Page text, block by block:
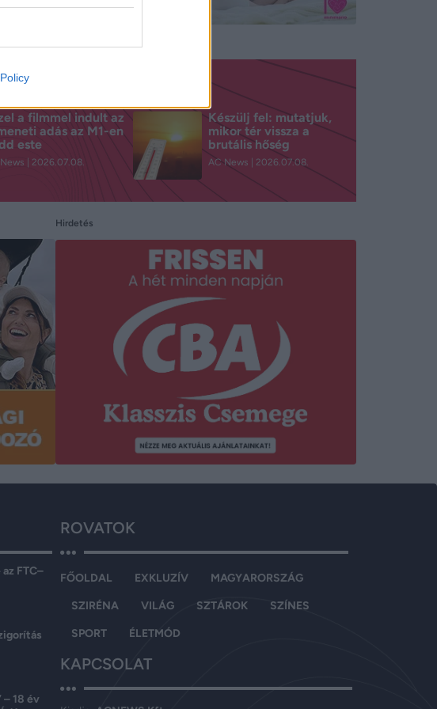
a filmmel indult az
adás az M1-en
este
2026.07.08.
Készülj fel: mutatjuk,
mikor tér vissza a
brutális hőség
AC News 2026.07.08.
Hirdetés
FTC–
– 18 év
ROVATOK
FŐOLDAL EXKLUZÍV MAGYARORSZÁG
SZIRÉNA VILÁG SZTÁROK SZÍNES
SPORT ÉLETMÓD
KAPCSOLAT